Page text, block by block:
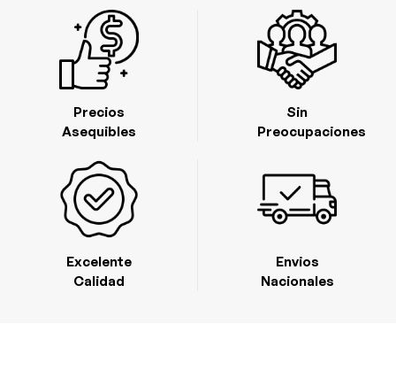
Excelente
Calidad
Precios
Asequibles
Envios
Nacionales
Sin
Preocupaciones